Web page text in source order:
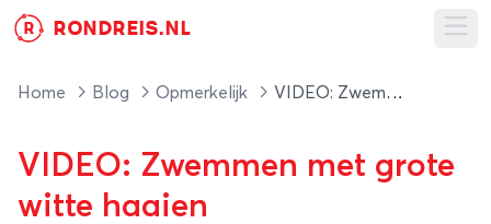
R RONDREIS.NL
Home Blog Opmerkelijk VIDEO: Zwemmen met grote witte haaien
VIDEO: Zwemmen met grote
witte haaien